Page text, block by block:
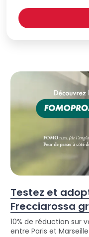
Testez et
Frecciarossa
10% de réduction sur
entre Paris et